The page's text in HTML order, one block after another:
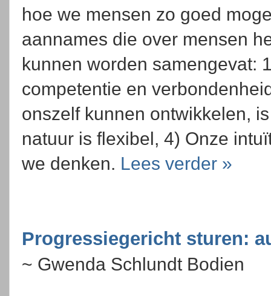
hoe we mensen zo goed
aannames die over mensen
kunnen worden samengevat:
competentie en
onszelf kunnen ontwikkelen,
natuur is flexibel, 4) Onze
we denken. Lees verder »
Progressiegericht sturen:
~ Gwenda Schlundt Bodien